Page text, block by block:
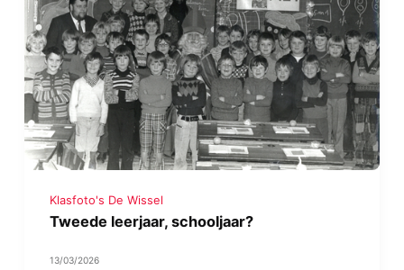
Klasfoto's De Wissel
Tweede leerjaar, schooljaar?
13/03/2026